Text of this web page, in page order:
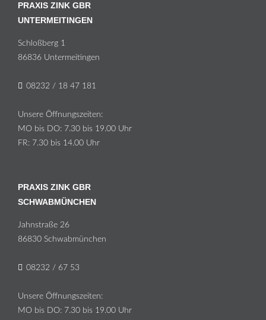
PRAXIS ZINK GBR
UNTERMEITINGEN
Schloß­berg 1
86836 Un­ter­meit­in­gen
08232 / 18 47 181
Un­se­re Öff­nungs­zei­ten:
MO bis DO: 7.30 bis 19.00 Uhr
FR: 7.30 bis 14.00 Uhr
PRAXIS ZINK GBR
SCHWABMÜNCHEN
Jahn­stra­ße 26
86830 Schwabmünchen
08232 / 67 53
Un­se­re Öff­nungs­zei­ten:
MO bis DO: 7.30 bis 19.00 Uhr